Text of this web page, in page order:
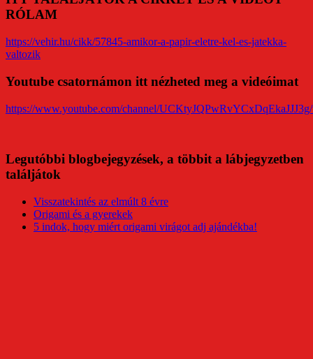
RÓLAM
https://vehir.hu/cikk/57845-amikor-a-papir-eletre-kel-es-jatekka-
valtozik
Youtube csatornámon itt nézheted meg a videóimat
https://www.youtube.com/channel/
Legutóbbi blogbejegyzések, a többit a lábjegyzetben
találjátok
Visszatekintés az elmúlt 8 évre
Origami és a gyerekek
5 indok, hogy miért origami virágot adj ajándékba!